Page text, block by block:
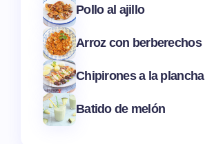
Pollo al ajillo
Arroz con berberechos
Chipirones a la plancha
Batido de melón